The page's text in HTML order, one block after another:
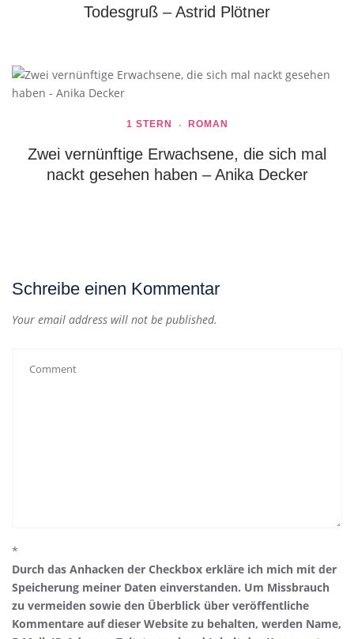
Todesgruß – Astrid Plötner
1 STERN ROMAN
Zwei vernünftige Erwachsene, die sich mal
nackt gesehen haben – Anika Decker
Schreibe einen Kommentar
Your email address will not be published.
*
Durch das Anhacken der Checkbox erkläre ich mich mit der
Speicherung meiner Daten einverstanden. Um Missbrauch
zu vermeiden sowie den Überblick über veröffentliche
Kommentare auf dieser Website zu behalten, werden Name,